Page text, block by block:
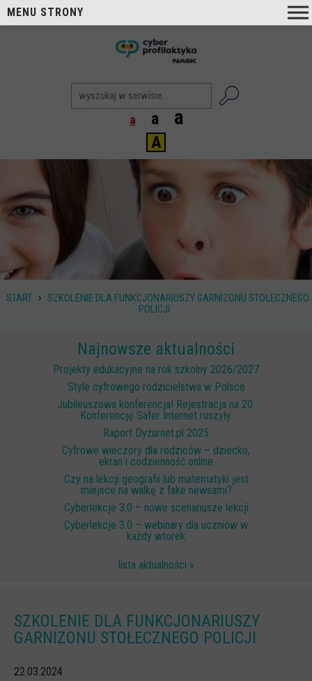
a a a
A
START › SZKOLENIE DLA FUNKCJONARIUSZY GARNIZONU STOŁECZNEGO
POLICJI
Najnowsze aktualności
Projekty edukacyjne na rok szkolny 2026/2027
Style cyfrowego rodzicielstwa w Polsce
Jubileuszowa konferencja! Rejestracja na 20.
Konferencję Safer Internet ruszyły.
Raport Dyżurnet.pl 2025
Cyfrowe wieczory dla rodziców – dziecko,
ekran i codzienność online
Czy na lekcji geografii lub matematyki jest
miejsce na walkę z fake newsami?
Cyberlekcje 3.0 – nowe scenariusze lekcji
Cyberlekcje 3.0 – webinary dla uczniów w
każdy wtorek
lista aktualności »
SZKOLENIE DLA FUNKCJONARIUSZY
GARNIZONU STOŁECZNEGO POLICJI
22.03.2024
MENU STRONY
Cyberprofilaktyka NASK
Nasi Eksperci
Aktualności
Projekty
Aktualne
Zrealizowane
Biblioteka
Poradniki i publikacje
Dla nauczycieli
W sieci przyjaźni
(Nie)widzialne ślady online
Piosenka edukacyjna i teledysk
Cyberlekcje
Szkoła Sieci Społecznościowych
Plik i Folder
BEZPIECZNE WAKACJE 2022
RAZEM W SIECI